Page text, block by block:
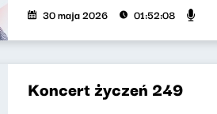
30 maja 2026 01:52:08
Koncert życzeń 249